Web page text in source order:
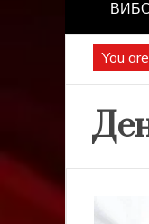
You